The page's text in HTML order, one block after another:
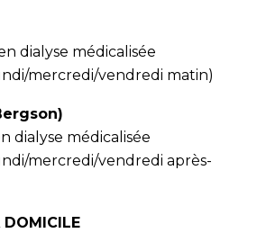
dialyse médicalisée
mercredi/vendredi matin)
dialyse médicalisée
mercredi/vendredi après-
DOMICILE